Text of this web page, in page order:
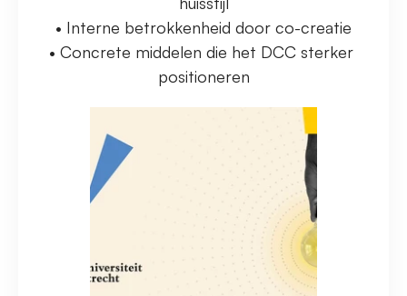
• Interne betrokkenheid door co-creatie
• Concrete middelen die het DCC sterker
positioneren